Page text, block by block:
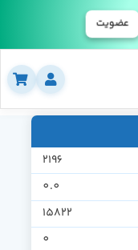
عضویت
2196
0.0
15822
0